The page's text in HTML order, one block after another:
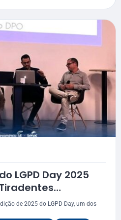
LGPD Day 2025
de 2025 do LGPD Day, um dos